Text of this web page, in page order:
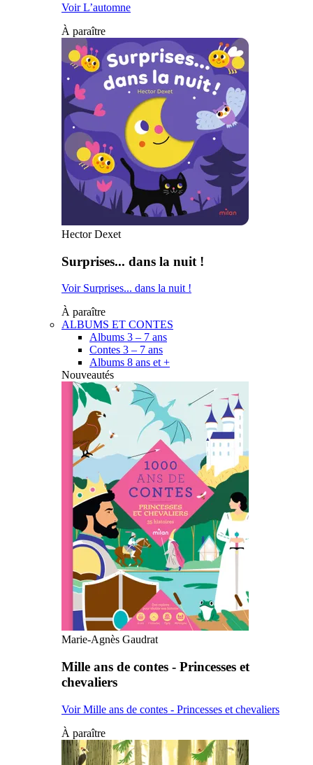
Voir L’automne
À paraître
Hector Dexet
Surprises... dans la nuit !
Voir Surprises... dans la nuit !
À paraître
ALBUMS ET CONTES
Albums 3 – 7 ans
Contes 3 – 7 ans
Albums 8 ans et +
Nouveautés
Marie-Agnès Gaudrat
Mille ans de contes - Princesses et
chevaliers
Voir Mille ans de contes - Princesses et chevaliers
À paraître